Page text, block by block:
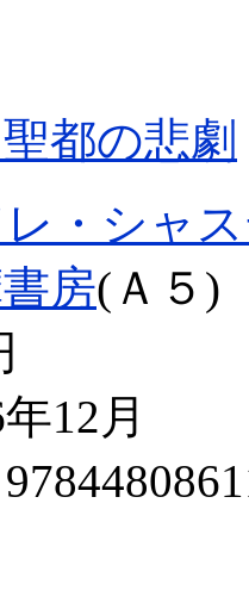
都の悲劇
・シャ
房(Ａ５)
12月